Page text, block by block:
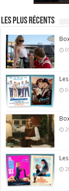
Les plus récents